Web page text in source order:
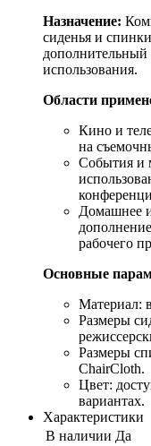
Назначение:
сиденья и
использования.
Области
Кино и
на
События и
Домашнее
рабочего
Основные
Материал:
Размеры
Размеры
ChairCloth.
Цвет:
вариантах.
Характеристики
В наличии Да